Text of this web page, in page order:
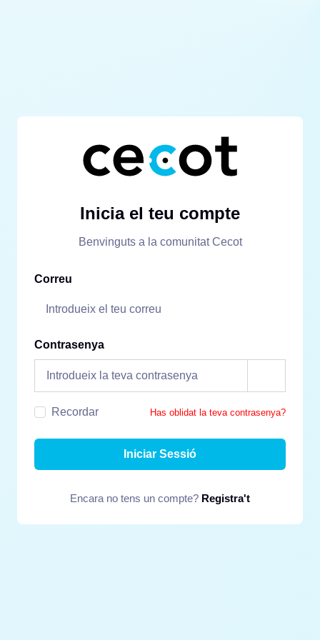
Inicia el teu compte
Benvinguts a la comunitat Cecot
Correu
Contrasenya
Recordar Has oblidat la teva contrasenya?
Iniciar Sessió
Encara no tens un compte? Registra't